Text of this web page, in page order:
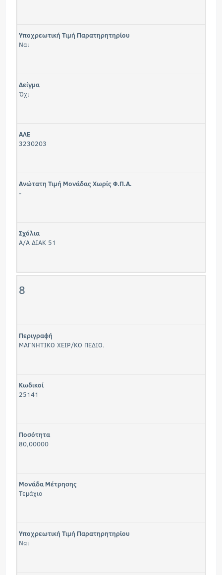
Υποχρεωτική Τιμή Παρατηρητηρίου
Ναι
Δείγμα
Όχι
ΑΛΕ
3230203
Ανώτατη Τιμή Μονάδας Χωρίς Φ.Π.Α.
-
Σχόλια
Α/Α ΔΙΑΚ 51
8
Περιγραφή
ΜΑΓΝΗΤΙΚΟ ΧΕΙΡ/ΚΟ ΠΕΔΙΟ.
Κωδικοί
25141
Ποσότητα
80,00000
Μονάδα Μέτρησης
Τεμάχιο
Υποχρεωτική Τιμή Παρατηρητηρίου
Ναι